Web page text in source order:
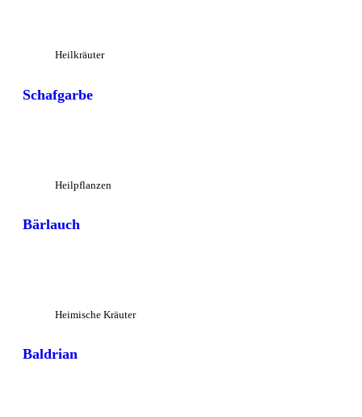
Heilkräuter
Schafgarbe
Heilpflanzen
Bärlauch
Heimische Kräuter
Baldrian